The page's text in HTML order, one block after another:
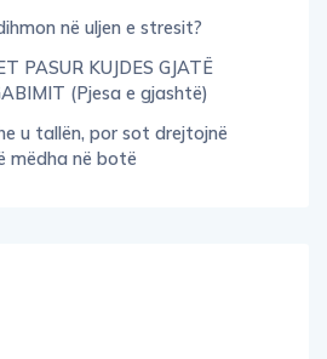
në uljen e stresit?
PASUR KUJDES GJATË
(Pjesa e gjashtë)
u tallën, por sot drejtojnë
mëdha në botë